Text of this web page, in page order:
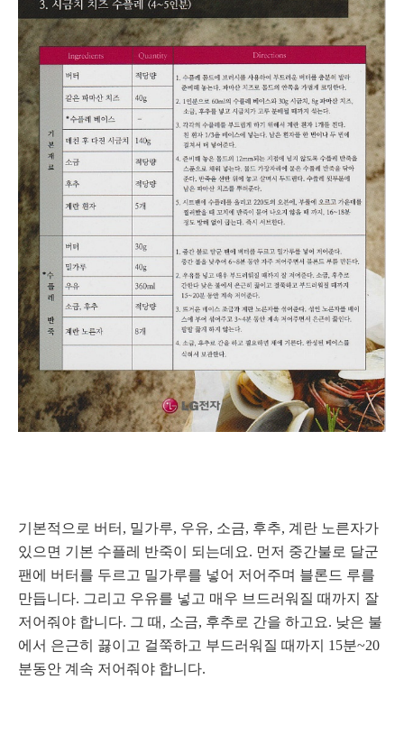
기본적으로 버터, 밀가루, 우유, 소금, 후추, 계란 노른자가
있으면 기본 수플레 반죽이 되는데요. 먼저 중간불로 달군
팬에 버터를 두르고 밀가루를 넣어 저어주며 블론드 루를
만듭니다. 그리고 우유를 넣고 매우 브드러워질 때까지 잘
저어줘야 합니다. 그 때, 소금, 후추로 간을 하고요. 낮은 불
에서 은근히 끓이고 걸쭉하고 부드러워질 때까지 15분~20
분동안 계속 저어줘야 합니다.